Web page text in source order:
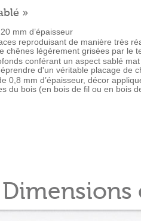
»
mm d’épaisseur
reproduisant de manière très
chênes légèrement grisées par le
conférant un aspect sablé
d'un véritable placage de
0,8 mm d’épaisseur, décor
du bois (en bois de fil ou en bois